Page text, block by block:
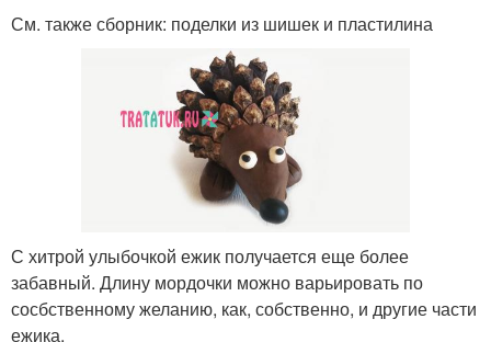
См. также сборник: поделки из шишек и пластилина
С хитрой улыбочкой ежик получается еще более
забавный. Длину мордочки можно варьировать по
сосбственному желанию, как, собственно, и другие части
ежика.